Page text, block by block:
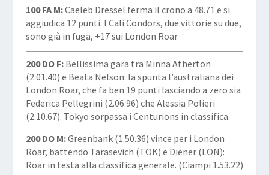
100 FA M:Caeleb Dressel ferma il crono a 48.71 e si
aggiudica 12 punti. I Cali Condors, due vittorie su due,
sono già in fuga, +17 sui London Roar
200 DO F:Bellissima gara tra Minna Atherton
(2.01.40) e Beata Nelson: la spunta l’australiana dei
London Roar, che fa ben 19 punti lasciando a zero sia
Federica Pellegrini (2.06.96) che Alessia Polieri
(2.10.67). Tokyo sorpassa i Centurions in classifica.
200 DO M:Greenbank (1.50.36) vince per i London
Roar, battendo Tarasevich (TOK) e Diener (LON):
Roar in testa alla classifica generale. (Ciampi 1.53.22)